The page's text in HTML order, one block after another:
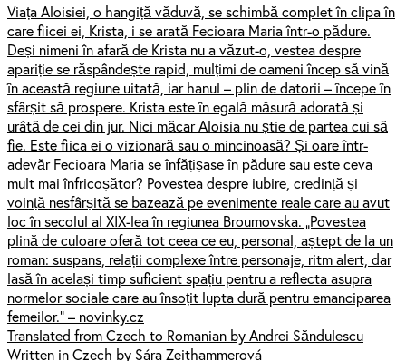
Viața Aloisiei, o hangiță văduvă, se schimbă complet în clipa în
care fiicei ei, Krista, i se arată Fecioara Maria într-o pădure.
Deși nimeni în afară de Krista nu a văzut-o, vestea despre
apariție se răspândește rapid, mulțimi de oameni încep să vină
în această regiune uitată, iar hanul – plin de datorii – începe în
sfârșit să prospere. Krista este în egală măsură adorată și
urâtă de cei din jur. Nici măcar Aloisia nu știe de partea cui să
fie. Este fiica ei o vizionară sau o mincinoasă? Și oare într-
adevăr Fecioara Maria se înfățișase în pădure sau este ceva
mult mai înfricoșător? Povestea despre iubire, credință și
voință nesfârșită se bazează pe evenimente reale care au avut
loc în secolul al XIX-lea în regiunea Broumovska. „Povestea
plină de culoare oferă tot ceea ce eu, personal, aștept de la un
roman: suspans, relații complexe între personaje, ritm alert, dar
lasă în același timp suficient spațiu pentru a reflecta asupra
normelor sociale care au însoțit lupta dură pentru emanciparea
femeilor.” – novinky.cz
Translated from Czech to Romanian by Andrei Săndulescu
Written in Czech by Sára Zeithammerová